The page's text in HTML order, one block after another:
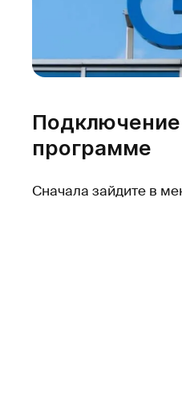
Подключение
программе
Сначала зайдите в